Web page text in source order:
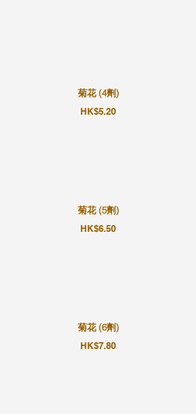
菊花 (4劑)
HK$5.20
菊花 (5劑)
HK$6.50
菊花 (6劑)
HK$7.80